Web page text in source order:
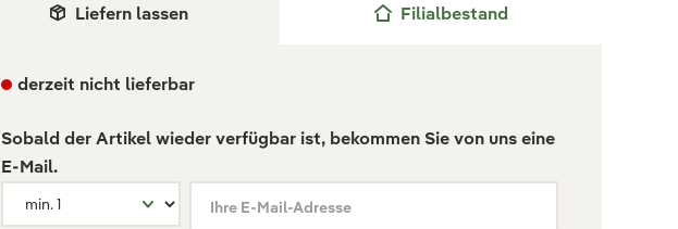
Liefern lassen Filialbestand
derzeit nicht lieferbar
Sobald der Artikel wieder verfügbar ist, bekommen Sie von uns eine
E-Mail.
Ihre E-Mail-Adresse